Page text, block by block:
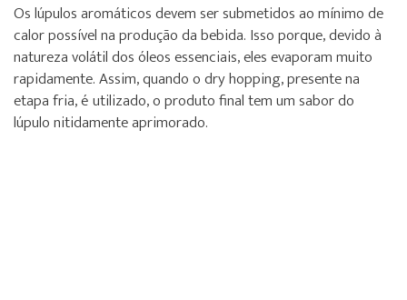
Os lúpulos aromáticos devem ser submetidos ao mínimo de
calor possível na produção da bebida. Isso porque, devido à
natureza volátil dos óleos essenciais, eles evaporam muito
rapidamente. Assim, quando o dry hopping, presente na
etapa fria, é utilizado, o produto final tem um sabor do
lúpulo nitidamente aprimorado.